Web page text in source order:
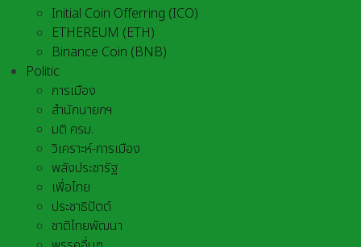
Initial Coin Offerring (ICO)
ETHEREUM (ETH)
Binance Coin (BNB)
Politic
การเมือง
สำนักนายกฯ
มติ ครม.
วิเคราะห์-การเมือง
พลังประชารัฐ
เพื่อไทย
ประชาธิปัตต์
ชาติไทยพัฒนา